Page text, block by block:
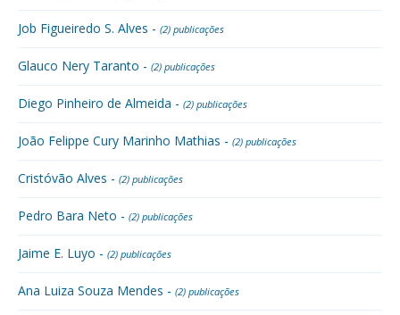
Job Figueiredo S. Alves - (2) publicações
Glauco Nery Taranto - (2) publicações
Diego Pinheiro de Almeida - (2) publicações
João Felippe Cury Marinho Mathias - (2) publicações
Cristóvão Alves - (2) publicações
Pedro Bara Neto - (2) publicações
Jaime E. Luyo - (2) publicações
Ana Luiza Souza Mendes - (2) publicações